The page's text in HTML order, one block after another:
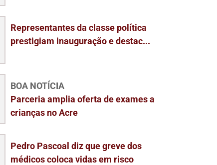
Representantes da classe política
prestigiam inauguração e destac...
BOA NOTÍCIA
Parceria amplia oferta de exames a
crianças no Acre
Pedro Pascoal diz que greve dos
médicos coloca vidas em risco